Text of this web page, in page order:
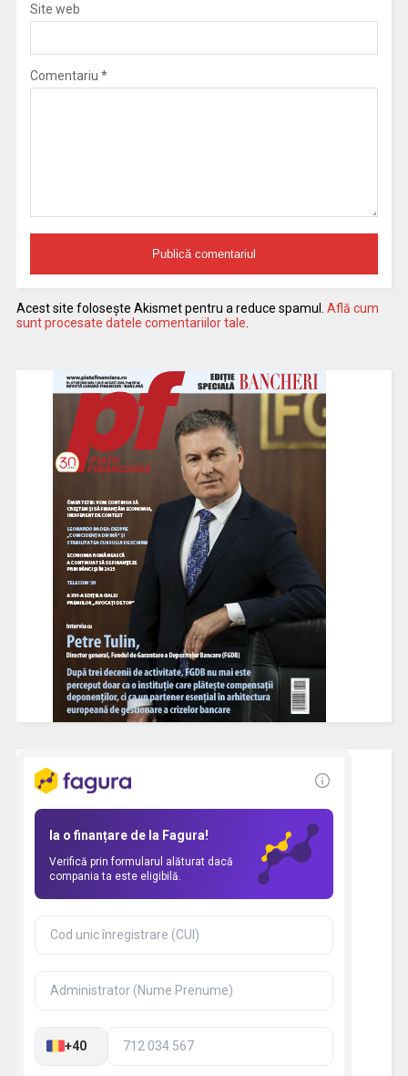
Site web
Comentariu *
Acest site folosește Akismet pentru a reduce spamul. Află cum
sunt procesate datele comentariilor tale